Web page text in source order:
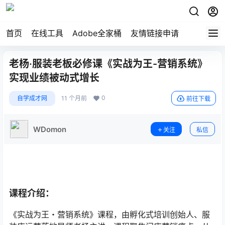
首页 在线工具 Adobe全家桶 友情链接申请
老杨·服装老板必修课《实战为王-营销系统》
实现业绩被动式增长
自学成才网 11 个月前 0 前往下载
WDomon 关注 私信
课程介绍：
《实战为王・营销系统》课程，由孵化式培训创始人、服